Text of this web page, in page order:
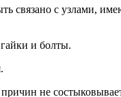
связано с узлами,
и болты.
не